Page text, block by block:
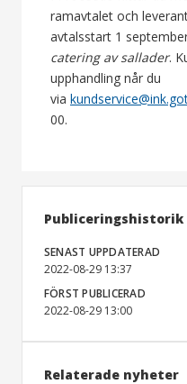
ramavtalet och
avtalsstart 1
catering av sallader.
upphandling når du
via
00.
Publiceringshistorik
SENAST UPPDATERAD
2022-08-29 13:37
FÖRST PUBLICERAD
2022-08-29 13:00
Relaterade nyheter